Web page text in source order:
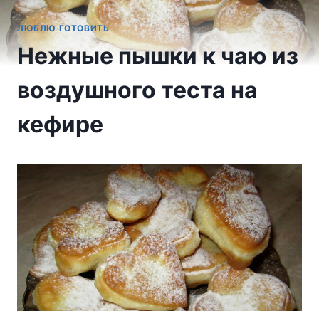
ЛЮБЛЮ ГОТОВИТЬ
Нежные пышки к чаю из
воздушного теста на
кефире